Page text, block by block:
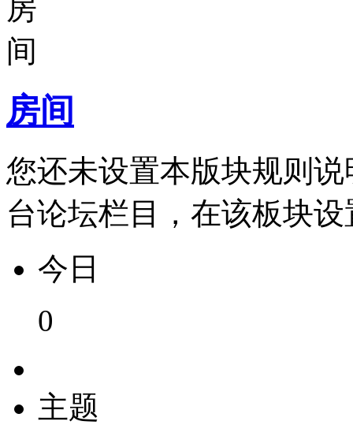
房间
您还未设置本版块规则
台论坛栏目，在该板块
今日
0
主题